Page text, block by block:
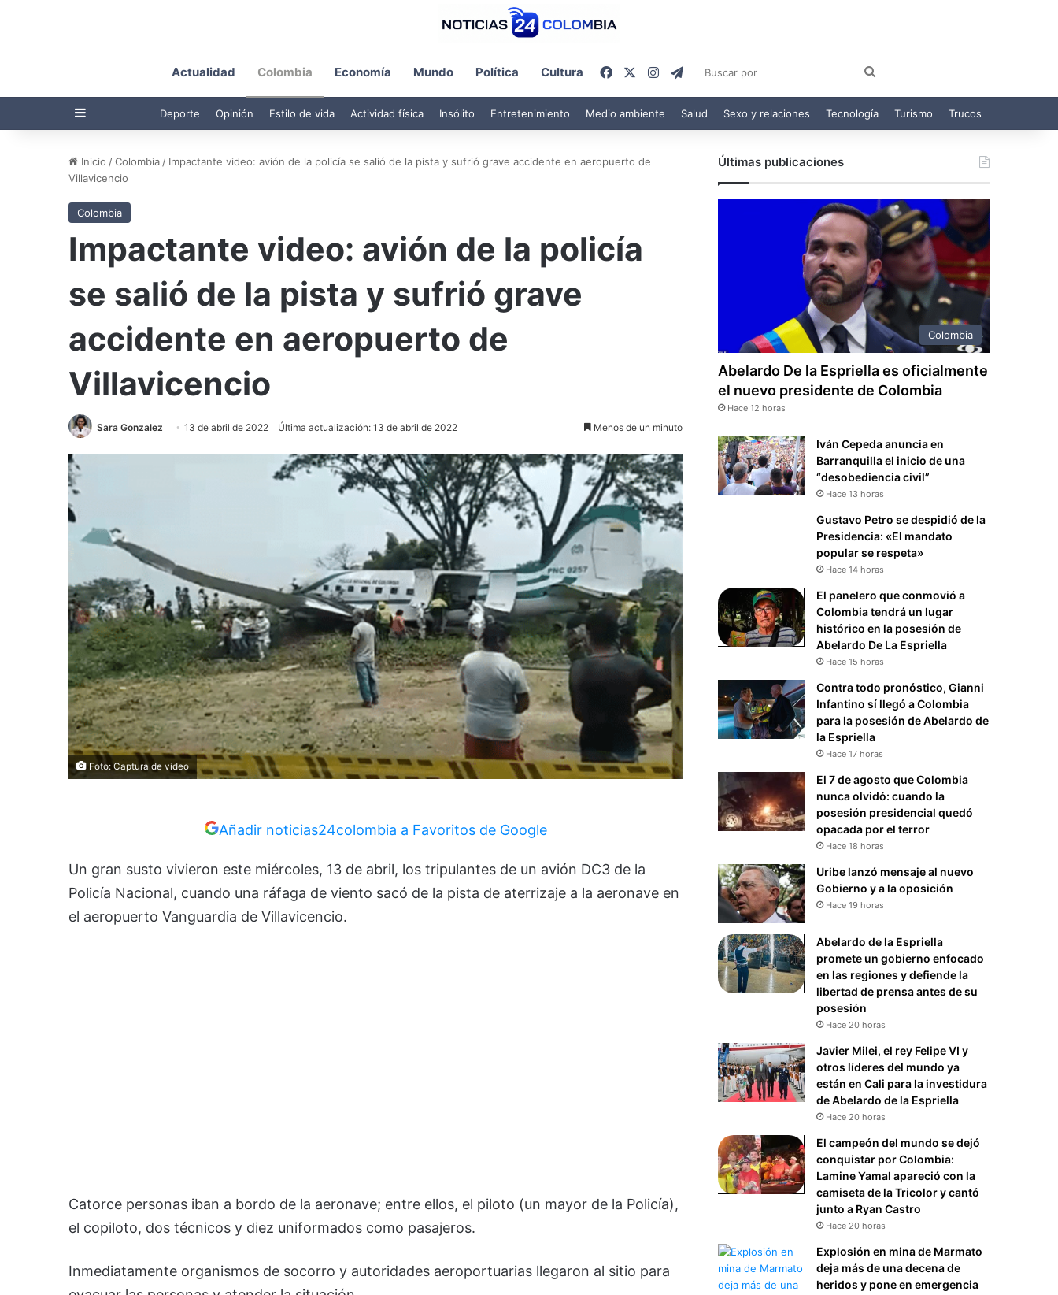
Actualidad Colombia Economía Mundo Política Cultura FacebookInstagram
Telegram
por
Barra lateral Deporte Opinión Estilo de vida Actividad física Insólito Entretenimiento Medio ambiente Salud Sexo y relaciones Tecnología Turismo Trucos
Inicio /Colombia / Impactante video: avión de la policía se salió de la pista y sufrió grave accidente en aeropuerto de
Villavicencio
Colombia
Impactante video: avión de la policía
se salió de la pista y sufrió grave
accidente en aeropuerto de
Villavicencio
Sara Gonzalez 13 de abril de 2022 Última actualización: 13 de abril de 2022 Menos de un minuto
Foto: Captura de video
Añadir noticias24colombia a Favoritos de Google
Un gran susto vivieron este miércoles, 13 de abril, los tripulantes de un avión DC3 de la
Policía Nacional, cuando una ráfaga de viento sacó de la pista de aterrizaje a la aeronave en
el aeropuerto Vanguardia de Villavicencio.
Catorce personas iban a bordo de la aeronave; entre ellos, el piloto (un mayor de la Policía),
el copiloto, dos técnicos y diez uniformados como pasajeros.
Inmediatamente organismos de socorro y autoridades aeroportuarias llegaron al sitio para
Últimas publicaciones
Colombia
Abelardo De la Espriella es oficialmente
el nuevo presidente de Colombia
Hace 12 horas
Iván Cepeda anuncia en
Barranquilla el inicio de una
“desobediencia civil”
Hace 13 horas
Gustavo Petro se despidió de la
Presidencia: «El mandato
popular se respeta»
Hace 14 horas
El panelero que conmovió a
Colombia tendrá un lugar
histórico en la posesión de
Abelardo De La Espriella
Hace 15 horas
Contra todo pronóstico, Gianni
Infantino sí llegó a Colombia
para la posesión de Abelardo de
la Espriella
Hace 17 horas
El 7 de agosto que Colombia
nunca olvidó: cuando la
posesión presidencial quedó
opacada por el terror
Hace 18 horas
Uribe lanzó mensaje al nuevo
Gobierno y a la oposición
Hace 19 horas
Abelardo de la Espriella
promete un gobierno enfocado
en las regiones y defiende la
libertad de prensa antes de su
posesión
Hace 20 horas
Javier Milei, el rey Felipe VI y
otros líderes del mundo ya
están en Cali para la investidura
de Abelardo de la Espriella
Hace 20 horas
El campeón del mundo se dejó
conquistar por Colombia:
Lamine Yamal apareció con la
camiseta de la Tricolor y cantó
junto a Ryan Castro
Hace 20 horas
Explosión en mina de Marmato
deja más de una decena de
heridos y pone en emergencia